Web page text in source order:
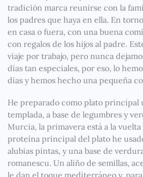
tradición marca reunirse con la
los padres que haya en ella. En
en casa o fuera, con una buena
con regalos de los hijos al padre.
viaje por trabajo, pero nunca
días tan especiales, por eso, lo
días y hemos hecho una pequeña
He preparado como plato principal
templada, a base de legumbres y
Murcia, la primavera está a la
proteína principal del plato he
alubias pintas, y una base de
romanescu. Un aliño de semillas,